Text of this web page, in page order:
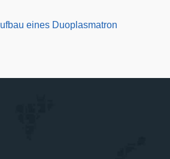
eines Duoplasmatron